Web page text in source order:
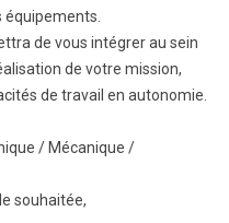
équipements.
de vous intégrer au sein
de votre mission,
de travail en autonomie.
/ Mécanique /
souhaitée,